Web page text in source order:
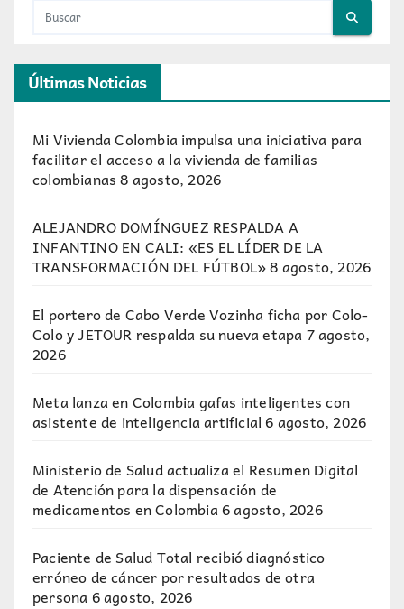
Últimas Noticias
Mi Vivienda Colombia impulsa una iniciativa para
facilitar el acceso a la vivienda de familias
colombianas 8 agosto, 2026
ALEJANDRO DOMÍNGUEZ RESPALDA A
INFANTINO EN CALI: «ES EL LÍDER DE LA
TRANSFORMACIÓN DEL FÚTBOL»8 agosto, 2026
El portero de Cabo Verde Vozinha ficha por Colo-
Colo y JETOUR respalda su nueva etapa7 agosto,
2026
Meta lanza en Colombia gafas inteligentes con
asistente de inteligencia artificial 6 agosto, 2026
Ministerio de Salud actualiza el Resumen Digital
de Atención para la dispensación de
medicamentos en Colombia6 agosto, 2026
Paciente de Salud Total recibió diagnóstico
erróneo de cáncer por resultados de otra
persona6 agosto, 2026